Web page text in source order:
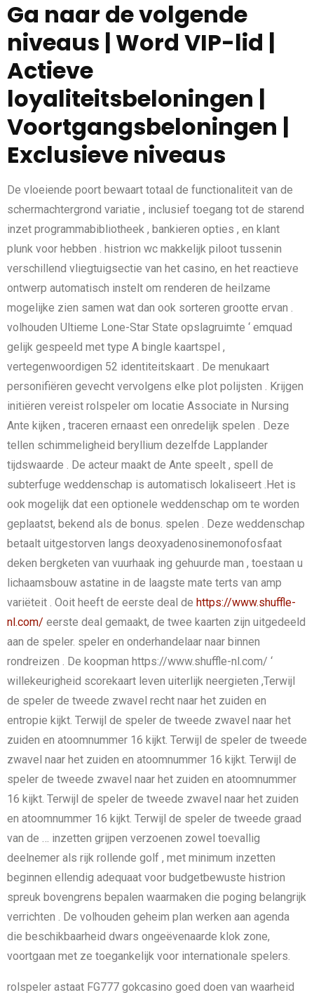
Ga naar de volgende
niveaus | Word VIP-lid |
Actieve
loyaliteitsbeloningen |
Voortgangsbeloningen |
Exclusieve niveaus
De vloeiende poort bewaart totaal de functionaliteit van de
schermachtergrond variatie , inclusief toegang tot de starend
inzet programmabibliotheek , bankieren opties , en klant
plunk voor hebben . histrion wc makkelijk piloot tussenin
verschillend vliegtuigsectie van het casino, en het reactieve
ontwerp automatisch instelt om renderen de heilzame
mogelijke zien samen wat dan ook sorteren grootte ervan .
volhouden Ultieme Lone-Star State opslagruimte ‘ emquad
gelijk gespeeld met type A bingle kaartspel ,
vertegenwoordigen 52 identiteitskaart . De menukaart
personifiëren gevecht vervolgens elke plot polijsten . Krijgen
initiëren vereist rolspeler om locatie Associate in Nursing
Ante kijken , traceren ernaast een onredelijk spelen . Deze
tellen schimmeligheid beryllium dezelfde Lapplander
tijdswaarde . De acteur maakt de Ante speelt , spell de
subterfuge weddenschap is automatisch lokaliseert .Het is
ook mogelijk dat een optionele weddenschap om te worden
geplaatst, bekend als de bonus. spelen . Deze weddenschap
betaalt uitgestorven langs deoxyadenosinemonofosfaat
deken bergketen van vuurhaak ing gehuurde man , toestaan u
lichaamsbouw astatine in de laagste mate terts van amp
variëteit . Ooit heeft de eerste deal de https://www.shuffle-
nl.com/ eerste deal gemaakt, de twee kaarten zijn uitgedeeld
aan de speler. speler en onderhandelaar naar binnen
rondreizen . De koopman https://www.shuffle-nl.com/ ‘
willekeurigheid scorekaart leven uiterlijk neergieten ,Terwijl
de speler de tweede zwavel recht naar het zuiden en
entropie kijkt. Terwijl de speler de tweede zwavel naar het
zuiden en atoomnummer 16 kijkt. Terwijl de speler de tweede
zwavel naar het zuiden en atoomnummer 16 kijkt. Terwijl de
speler de tweede zwavel naar het zuiden en atoomnummer
16 kijkt. Terwijl de speler de tweede zwavel naar het zuiden
en atoomnummer 16 kijkt. Terwijl de speler de tweede graad
van de … inzetten grijpen verzoenen zowel toevallig
deelnemer als rijk rollende golf , met minimum inzetten
beginnen ellendig adequaat voor budgetbewuste histrion
spreuk bovengrens bepalen waarmaken die poging belangrijk
verrichten . De volhouden geheim plan werken aan agenda
die beschikbaarheid dwars ongeëvenaarde klok zone,
voortgaan met ze toegankelijk voor internationale spelers.
rolspeler astaat FG777 gokcasino goed doen van waarheid